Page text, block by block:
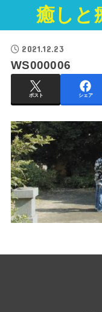
癒しと
2021.12.23
WS000006
ポスト シェア